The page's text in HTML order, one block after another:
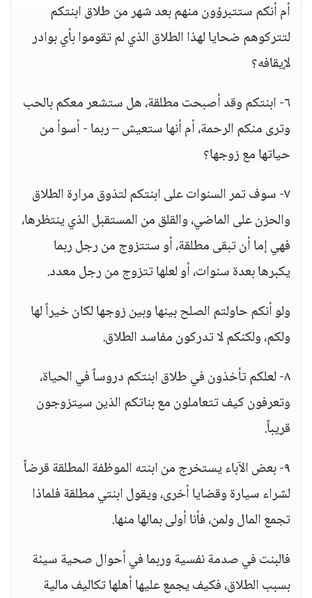
أم أنكم ستتبرؤون منهم بعد شهر من طلاق ابنتكم
لتتركوهم ضحايا لهذا الطلاق الذي لم تقوموا بأي بوادر
لإيقافه؟
٦- ابنتكم وقد أصبحت مطلقة، هل ستشعر معكم بالحب
وترى منكم الرحمة، أم أنها ستعيش – ربما - أسوأ من
حياتها مع زوجها؟
٧- سوف تمر السنوات على ابنتكم لتذوق مرارة الطلاق
والحزن على الماضي، والقلق من المستقبل الذي ينتظرها،
فهي إما أن تبقى مطلقة، أو ستتزوج من رجل ربما
يكبرها بعدة سنوات، أو لعلها تتزوج من رجل معدد.
ولو أنكم حاولتم الصلح بينها وبين زوجها لكان خيراً لها
ولكم، ولكنكم لا تدركون مفاسد الطلاق.
٨- لعلكم تأخذون في طلاق ابنتكم دروساً في الحياة،
وتعرفون كيف تتعاملون مع بناتكم الذين سيتزوجون
قريباً.
٩- بعض الآباء يستخرج من ابنته الموظفة المطلقة قرضاً
لشراء سيارة وقضايا أخرى، ويقول ابنتي مطلقة فلماذا
تجمع المال ولمن، فأنا أولى بمالها منها.
فالبنت في صدمة نفسية وربما في أحوال صحية سيئة
بسبب الطلاق، فكيف يجمع عليها أهلها تكاليف مالية